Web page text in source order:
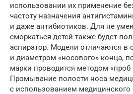
использовании их применение
частоту назначения
и даже антибиотиков. Для не
сморкаться детей также будет
аспиратор. Модели отличаются
и диаметром «носового» конца,
марки проводится методом
Промывание полости носа
с использованием медицинского